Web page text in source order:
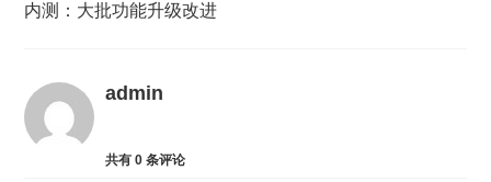
内测：大批功能升级改进
admin
共有0 条评论